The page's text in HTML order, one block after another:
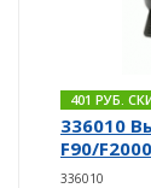
401 РУБ.
336010
F90/
336010